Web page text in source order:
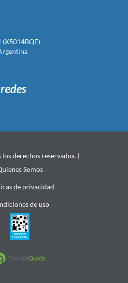
derechos reservados. |
Somos
de privacidad
de uso